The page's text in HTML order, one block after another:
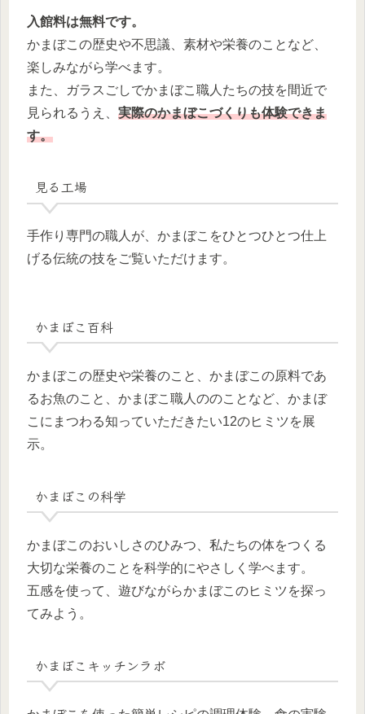
入館料は無料です。
かまぼこの歴史や不思議、素材や栄養のことなど、
楽しみながら学べます。
また、ガラスごしでかまぼこ職人たちの技を間近で
見られるうえ、 実際のかまぼこづくりも体験できま
す。
見る工場
手作り専門の職人が、かまぼこをひとつひとつ仕上
げる伝統の技をご覧いただけます。
かまぼこ百科
かまぼこの歴史や栄養のこと、かまぼこの原料であ
るお魚のこと、かまぼこ職人ののことなど、かまぼ
こにまつわる知っていただきたい12のヒミツを展
示。
かまぼこの科学
かまぼこのおいしさのひみつ、私たちの体をつくる
大切な栄養のことを科学的にやさしく学べます。
五感を使って、遊びながらかまぼこのヒミツを探っ
てみよう。
かまぼこキッチンラボ